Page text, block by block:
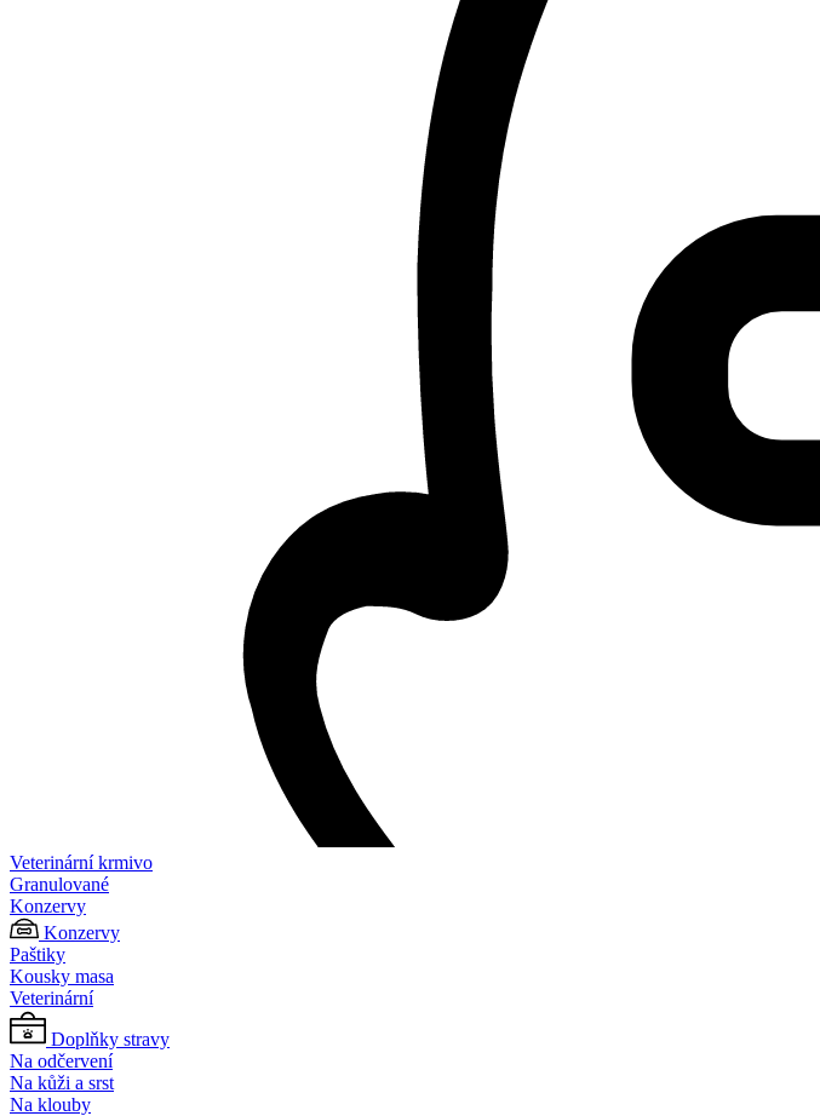
Veterinární krmivo
Granulované
Konzervy
Konzervy
Paštiky
Kousky masa
Veterinární
Doplňky stravy
Na odčervení
Na kůži a srst
Na klouby